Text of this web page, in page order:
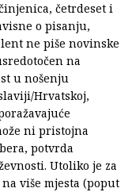
četrdeset i
o pisanju,
ne piše novinske
na
u nošenju
Hrvatskoj,
ni pristojna
potvrda
Utoliko je za
više mjesta (poput